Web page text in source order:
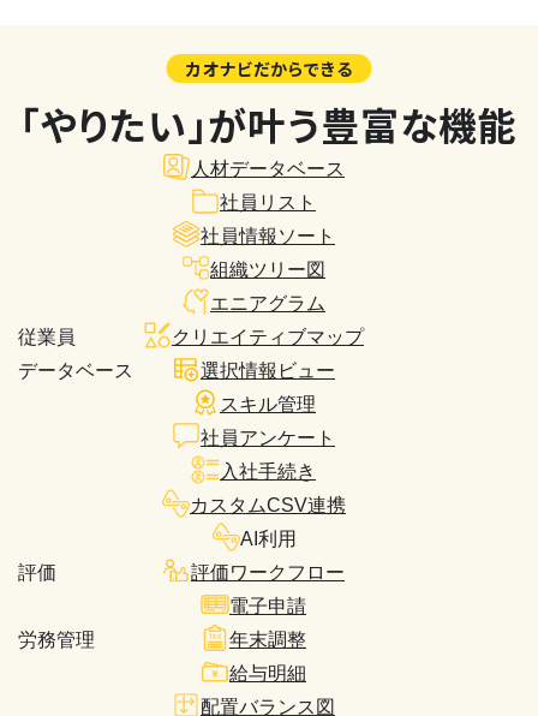
カオナビだからできる
「やりたい」が叶う豊富な機能
従業員
データベース
人材データベース
社員リスト
社員情報ソート
組織ツリー図
エニアグラム
クリエイティブマップ
選択情報ビュー
スキル管理
社員アンケート
入社手続き
カスタムCSV連携
AI利用
評価
評価ワークフロー
労務管理
電子申請
年末調整
給与明細
配置バランス図